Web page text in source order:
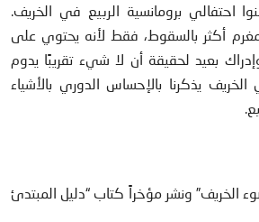
احتفالي برومانسية الربيع في الخريف.
28 عامًا أنا مغرم أكثر بالسقوط، فقط لأنه يحتوي على
بعيد لحقيقة أن لا شيء تقريبًا يدوم
يذكرنا بالإحساس الدوري بالأشياء
الخريف” ونشر مؤخراً كتاب “دليل المبتدئ